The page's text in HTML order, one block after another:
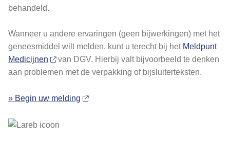
behandeld.
Wanneer u andere ervaringen (geen bijwerkingen) met het
geneesmiddel wilt melden, kunt u terecht bij het Meldpunt
Medicijnen
van DGV. Hierbij valt bijvoorbeeld te denken
aan problemen met de verpakking of bijsluiterteksten.
» Begin uw melding